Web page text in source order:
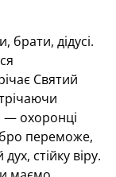
брати, дідусі.
Святий
— охоронці
переможе,
стійку віру.